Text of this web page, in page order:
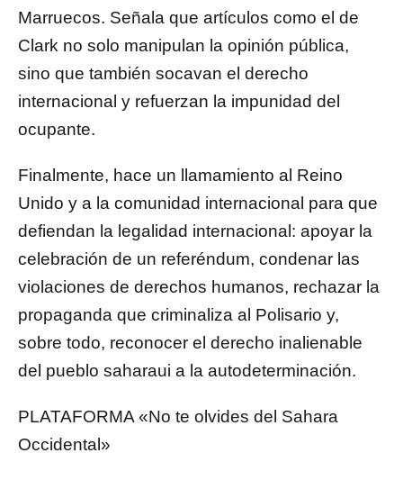
Marruecos. Señala que artículos como el de
Clark no solo manipulan la opinión pública,
sino que también socavan el derecho
internacional y refuerzan la impunidad del
ocupante.
Finalmente, hace un llamamiento al Reino
Unido y a la comunidad internacional para que
defiendan la legalidad internacional: apoyar la
celebración de un referéndum, condenar las
violaciones de derechos humanos, rechazar la
propaganda que criminaliza al Polisario y,
sobre todo, reconocer el derecho inalienable
del pueblo saharaui a la autodeterminación.
PLATAFORMA «No te olvides del Sahara
Occidental»